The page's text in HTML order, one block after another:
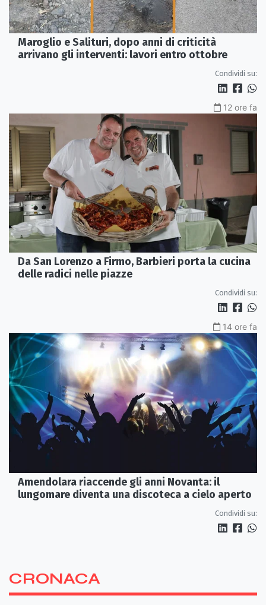
Maroglio e Salituri, dopo anni di criticità
arrivano gli interventi: lavori entro ottobre
Condividi su:
12 ore fa
Da San Lorenzo a Firmo, Barbieri porta la cucina
delle radici nelle piazze
Condividi su:
14 ore fa
Amendolara riaccende gli anni Novanta: il
lungomare diventa una discoteca a cielo aperto
Condividi su:
CRONACA